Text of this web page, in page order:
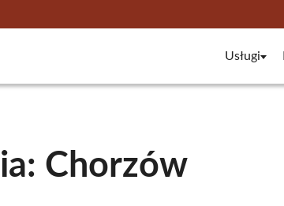
Usługi
Chorzów